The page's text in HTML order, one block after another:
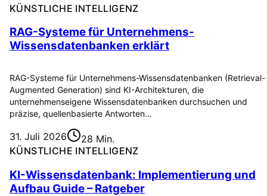
KÜNSTLICHE INTELLIGENZ
RAG-Systeme für Unternehmens-
Wissensdatenbanken erklärt
RAG-Systeme für Unternehmens-Wissensdatenbanken (Retrieval-
Augmented Generation) sind KI-Architekturen, die
unternehmenseigene Wissensdatenbanken durchsuchen und
präzise, quellenbasierte Antworten…
31. Juli 2026
28 Min.
KÜNSTLICHE INTELLIGENZ
KI-Wissensdatenbank: Implementierung und
Aufbau Guide – Ratgeber